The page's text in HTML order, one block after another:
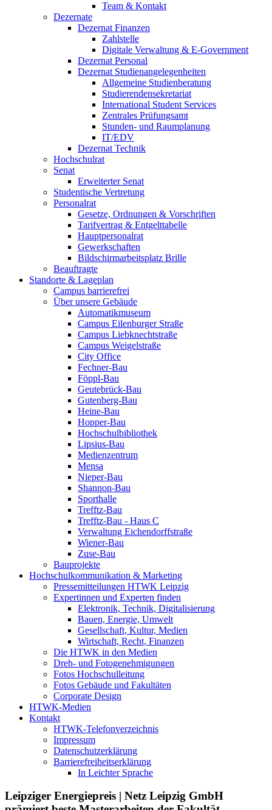
Team & Kontakt
Dezernate
Dezernat Finanzen
Zahlstelle
Digitale Verwaltung & E-Government
Dezernat Personal
Dezernat Studienangelegenheiten
Allgemeine Studienberatung
Studierendensekretariat
International Student Services
Zentrales Prüfungsamt
Stunden- und Raumplanung
IT/EDV
Dezernat Technik
Hochschulrat
Senat
Erweiterter Senat
Studentische Vertretung
Personalrat
Gesetze, Ordnungen & Vorschriften
Tarifvertrag & Entgelttabelle
Hauptpersonalrat
Gewerkschaften
Bildschirmarbeitsplatz Brille
Beauftragte
Standorte & Lageplan
Campus barrierefrei
Über unsere Gebäude
Automatikmuseum
Campus Eilenburger Straße
Campus Liebknechtstraße
Campus Weigelstraße
City Office
Fechner-Bau
Föppl-Bau
Geutebrück-Bau
Gutenberg-Bau
Heine-Bau
Hopper-Bau
Hochschulbibliothek
Lipsius-Bau
Medienzentrum
Mensa
Nieper-Bau
Shannon-Bau
Sporthalle
Trefftz-Bau
Trefftz-Bau - Haus C
Verwaltung Eichendorffstraße
Wiener-Bau
Zuse-Bau
Bauprojekte
Hochschulkommunikation & Marketing
Pressemitteilungen HTWK Leipzig
Expertinnen und Experten finden
Elektronik, Technik, Digitalisierung
Bauen, Energie, Umwelt
Gesellschaft, Kultur, Medien
Wirtschaft, Recht, Finanzen
Die HTWK in den Medien
Dreh- und Fotogenehmigungen
Fotos Hochschulleitung
Fotos Gebäude und Fakultäten
Corporate Design
HTWK-Medien
Kontakt
HTWK-Telefonverzeichnis
Impressum
Datenschutzerklärung
Barrierefreiheitserklärung
In Leichter Sprache
Leipziger Energiepreis | Netz Leipzig GmbH